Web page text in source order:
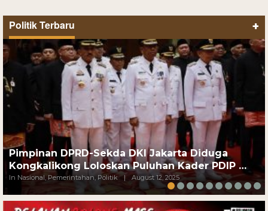
Politik Terbaru +
Pimpinan DPRD-Sekda DKI Jakarta Diduga
Kongkalikong Loloskan Puluhan Kader PDIP …
In Nasional, Pemerintahan, Politik | August 12, 2025